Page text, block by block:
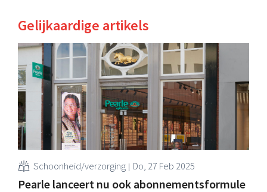
Gelijkaardige artikels
Schoonheid/verzorging Do, 27 Feb 2025
Pearle lanceert nu ook abonnementsformule